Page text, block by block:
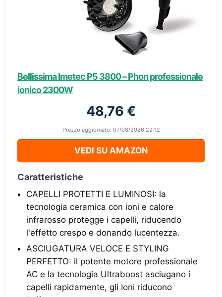
Bellissima Imetec P5 3800 – Phon professionale
ionico 2300W
48,76 €
Prezzo aggiornato: 07/08/2026 22:12
VEDI SU AMAZON
Caratteristiche
CAPELLI PROTETTI E LUMINOSI: la
tecnologia ceramica con ioni e calore
infrarosso protegge i capelli, riducendo
l'effetto crespo e donando lucentezza.
ASCIUGATURA VELOCE E STYLING
PERFETTO: il potente motore professionale
AC e la tecnologia Ultraboost asciugano i
capelli rapidamente, gli Ioni riducono